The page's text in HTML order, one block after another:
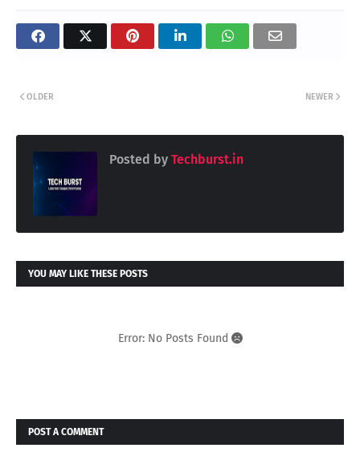
NEWER
OLDER
Posted by Techburst.in
YOU MAY LIKE THESE POSTS
Error: No Posts Found
POST A COMMENT